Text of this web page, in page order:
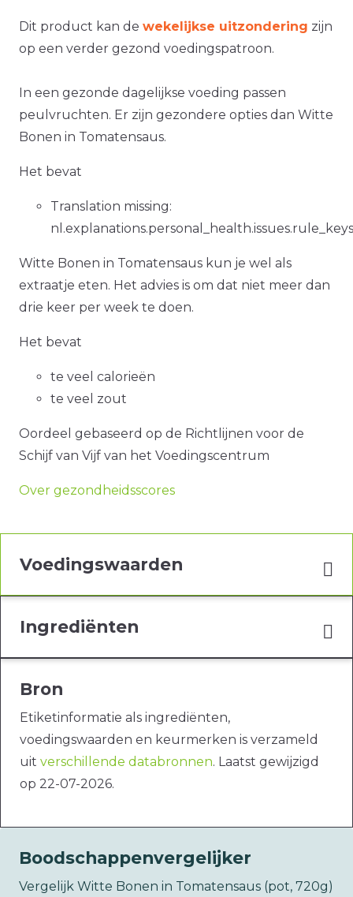
Dit product kan de wekelijkse uitzondering zijn
op een verder gezond voedingspatroon.
In een gezonde dagelijkse voeding passen
peulvruchten. Er zijn gezondere opties dan Witte
Bonen in Tomatensaus.
Het bevat
Translation missing:
Witte Bonen in Tomatensaus kun je wel als
extraatje eten. Het advies is om dat niet meer dan
drie keer per week te doen.
Het bevat
te veel calorieën
te veel zout
Oordeel gebaseerd op de Richtlijnen voor de
Schijf van Vijf van het Voedingscentrum
Over gezondheidsscores
Voedingswaarden
Ingrediënten
Bron
Etiketinformatie als ingrediënten,
voedingswaarden en keurmerken is verzameld
uit verschillende databronnen. Laatst gewijzigd
op 22-07-2026.
Boodschappenvergelijker
Vergelijk Witte Bonen in Tomatensaus (pot, 720g)